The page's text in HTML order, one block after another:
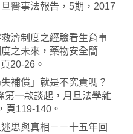
醫事法報告，5期，2017
濟制度之經驗看生育事
之未來，藥物安全簡
20-26。
補償」就是不究責嗎？
一款談起，月旦法學雜
頁119-140。
思與真相－－十五年回